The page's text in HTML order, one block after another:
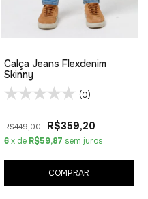
Calça Jeans Flexdenim
Skinny
(0)
R$449,00 R$359,20
6 x de R$59,87 sem juros
COMPRAR